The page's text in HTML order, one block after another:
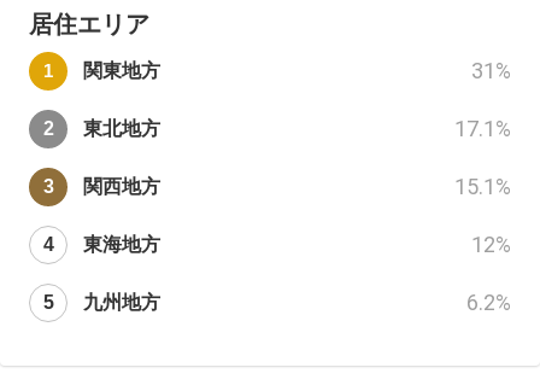
居住エリア
関東地方 31%
東北地方 17.1%
関西地方 15.1%
東海地方 12%
九州地方 6.2%